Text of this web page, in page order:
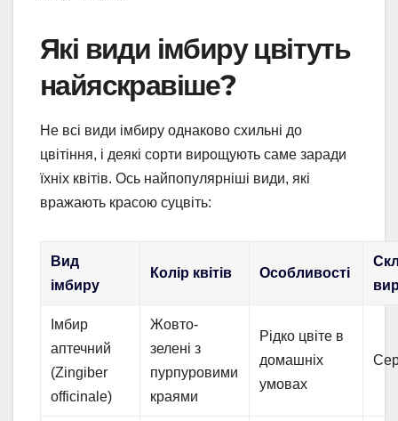
Які види імбиру цвітуть
найяскравіше?
Не всі види імбиру однаково схильні до
цвітіння, і деякі сорти вирощують саме заради
їхніх квітів. Ось найпопулярніші види, які
вражають красою суцвіть:
Вид
імбиру
Колір квітів Особливості
Імбир
аптечний
(Zingiber
officinale)
Жовто-
зелені з
пурпуровими
краями
Рідко цвіте в
домашніх
умовах